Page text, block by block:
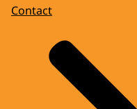
Contact